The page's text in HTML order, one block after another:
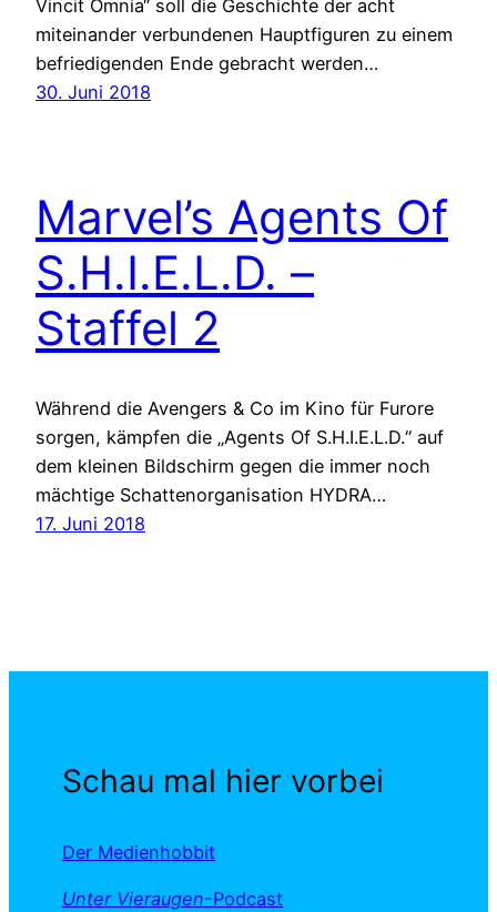
Vincit Omnia“ soll die Geschichte der acht
miteinander verbundenen Hauptfiguren zu einem
befriedigenden Ende gebracht werden…
30. Juni 2018
Marvel’s Agents Of
S.H.I.E.L.D. –
Staffel 2
Während die Avengers & Co im Kino für Furore
sorgen, kämpfen die „Agents Of S.H.I.E.L.D.“ auf
dem kleinen Bildschirm gegen die immer noch
mächtige Schattenorganisation HYDRA…
17. Juni 2018
Schau mal hier vorbei
Der Medienhobbit
Unter Vieraugen-Podcast